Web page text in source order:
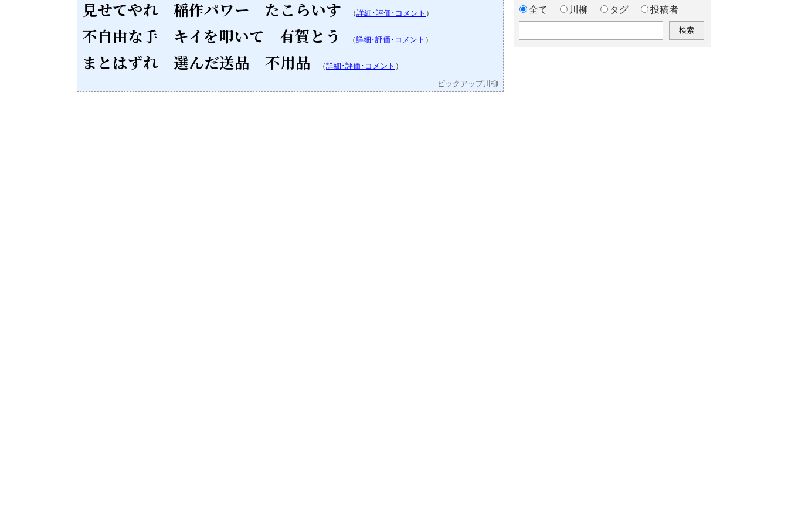
見せてやれ 稲作パワー たこらいす （詳細･評価･コメント ）
不自由な手 キイを叩いて 有賀とう （詳細･評価･コメント ）
まとはずれ 選んだ送品 不用品 （詳細･評価･コメント ）
ピックアップ川柳
全て 川柳 タグ 投稿者